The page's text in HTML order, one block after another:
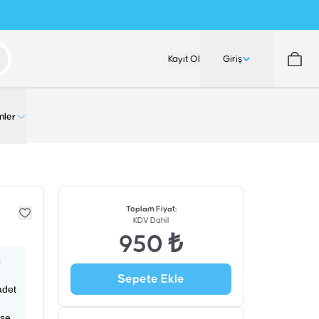
Kayıt Ol Giriş
Toplam Fiyat:
KDV Dahil
950 ₺
Sepete Ekle